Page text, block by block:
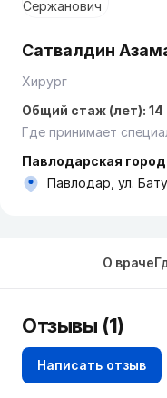
Сатвалдин
Хирург
Общий стаж (лет): 14
Где принимает
Павлодарская
Павлодар, ул.
О враче
Отзывы (1)
Написать отзыв